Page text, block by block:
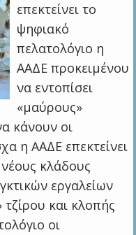
επεκτείνει το
ψηφιακό
πελατολόγιο η
ΑΑΔΕ προκειμένου
να εντοπίσει
«μαύρους»
κάνουν οι
η ΑΑΔΕ επεκτείνει
κλάδους
εργαλείων
και κλοπής
οι